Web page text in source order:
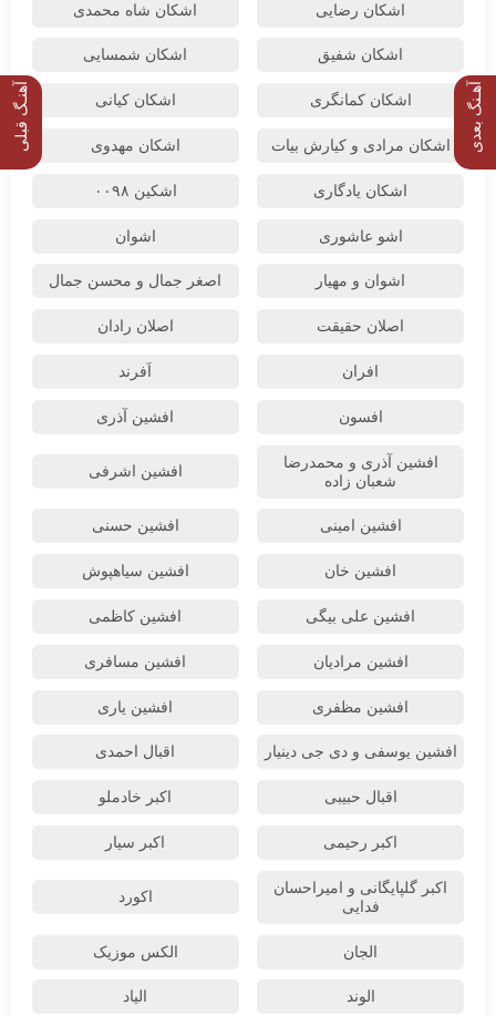
آهنـگ قبلی آهـنگ بعدی
اشکان رضایی اشکان شاه محمدی
اشکان شفیق اشکان شمسایی
اشکان‌ کمانگری اشکان کیانی
اشکان مرادی و کیارش بیات اشکان مهدوی
اشکان یادگاری اشکین ۰۰۹۸
اشو عاشوری اشوان
اشوان و مهیار اصغر جمال و محسن جمال
اصلان حقیقت اصلان رادان
افران اَفرند
افسون افشین آذری
افشین آذری و محمدرضا
شعبان زاده
افشین اشرفی
افشین امینی افشین حسنی
افشین خان افشین سیاهپوش
افشین علی بیگی افشین کاظمی
افشین مرادیان افشین مسافری
افشین مظفری افشین یاری
افشین یوسفی و دی جی دینیار اقبال احمدی
اقبال حبیبی اکبر خادملو
اکبر رحیمی اکبر سیار
اکبر گلپایگانی و امیراحسان
فدایی
اکورد
الجان الکس موزیک
الوند الیاد